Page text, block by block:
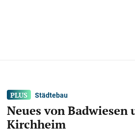
Städtebau
Neues von Badwiesen
Kirchheim